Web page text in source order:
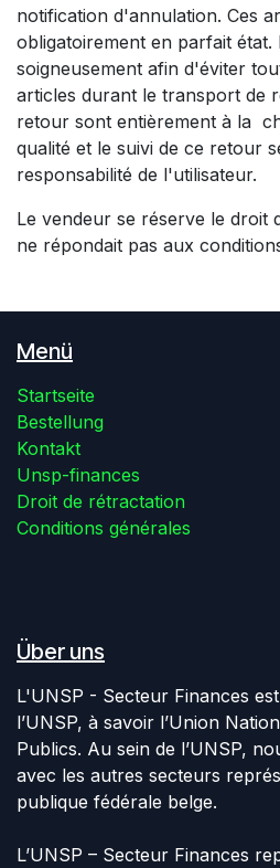
notification d'annulation. Ces
obligatoirement en parfait état.
soigneusement afin d'éviter
articles durant le transport de
retour sont entièrement à la
qualité et le suivi de ce retour
responsabilité de l'utilisateur.
Le vendeur se réserve le
ne répondait pas aux
Menü
Startseite
Bestellung
Kontakt
Unsp-finances
Droit de rétractation
Conditions générales
Über uns
L'UNSP - Secteur Finances
l’UNSP, à savoir l’Union
Publics. Au sein de l’UNSP,
avec les autres secteurs
publique fédérale belge.
L’UNSP – Secteur Finances